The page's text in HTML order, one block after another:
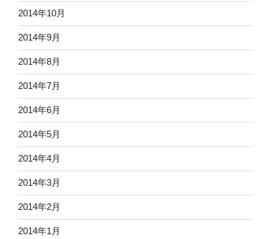
2014年10月
2014年9月
2014年8月
2014年7月
2014年6月
2014年5月
2014年4月
2014年3月
2014年2月
2014年1月